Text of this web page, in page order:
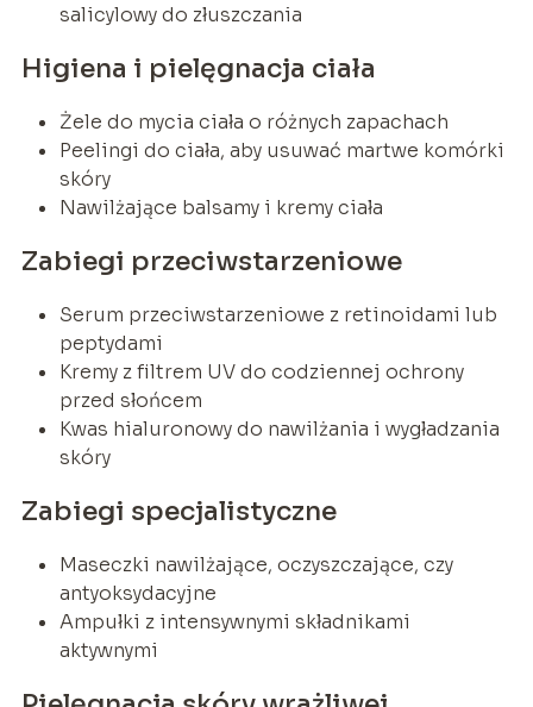
salicylowy do złuszczania
Higiena i pielęgnacja ciała
Żele do mycia ciała o różnych zapachach
Peelingi do ciała, aby usuwać martwe komórki
skóry
Nawilżające balsamy i kremy ciała
Zabiegi przeciwstarzeniowe
Serum przeciwstarzeniowe z retinoidami lub
peptydami
Kremy z filtrem UV do codziennej ochrony
przed słońcem
Kwas hialuronowy do nawilżania i wygładzania
skóry
Zabiegi specjalistyczne
Maseczki nawilżające, oczyszczające, czy
antyoksydacyjne
Ampułki z intensywnymi składnikami
aktywnymi